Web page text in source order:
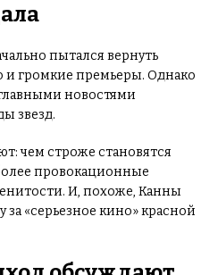
пытался вернуть
и громкие премьеры. Однако
новостями
звезд.
чем строже становятся
провокационные
И, похоже, Канны
«серьезное кино» красной